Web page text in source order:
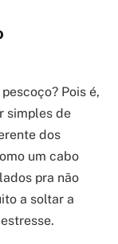
Pois é,
simples de
dos
um cabo
pra não
a soltar a